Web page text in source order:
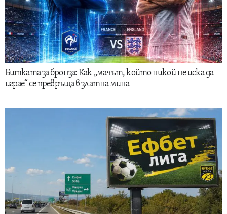
Битката за бронза: Как „мачът, който никой не иска да
играе“ се превръща в златна мина